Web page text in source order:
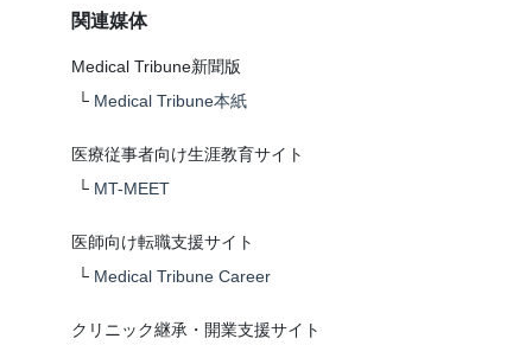
関連媒体
Medical Tribune新聞版
└ Medical Tribune本紙
医療従事者向け生涯教育サイト
└ MT-MEET
医師向け転職支援サイト
└ Medical Tribune Career
クリニック継承・開業支援サイト